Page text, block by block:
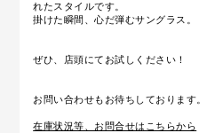
れたスタイルです。
掛けた瞬間、心だ弾むサングラス。
ぜひ、店頭にてお試しください！
お問い合わせもお待ちしております。
在庫状況等、お問合せはこちらから